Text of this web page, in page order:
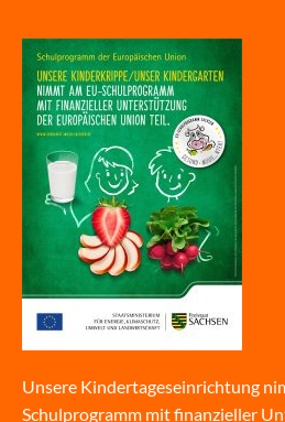
Unsere Kindertageseinrichtung
Schulprogramm mit finanzieller